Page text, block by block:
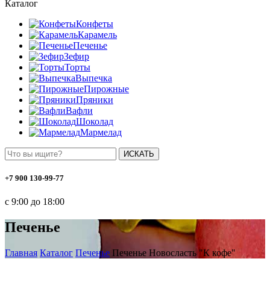
Каталог
Конфеты
Карамель
Печенье
Зефир
Торты
Выпечка
Пирожные
Пряники
Вафли
Шоколад
Мармелад
ИСКАТЬ
+7 900 130-99-77
с 9:00 до 18:00
Печенье
Главная Каталог Печенье Печенье Новосласть "К кофе"